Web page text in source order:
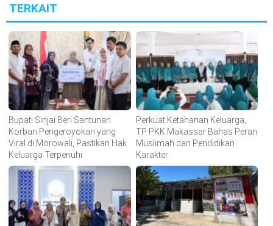
TERKAIT
Bupati Sinjai Beri Santunan
Korban Pengeroyokan yang
Viral di Morowali, Pastikan Hak
Keluarga Terpenuhi
Perkuat Ketahanan Keluarga,
TP PKK Makassar Bahas Peran
Muslimah dan Pendidikan
Karakter